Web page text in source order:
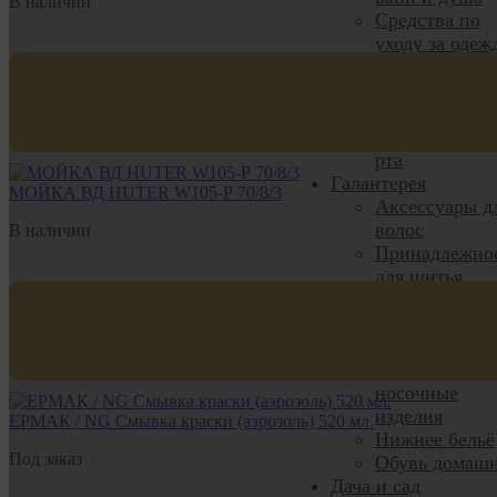
Средства по
уходу за
рта
Галантерея
Аксессуары
волос
для шитья
носочные
изделия
Нижнее бельё
Обувь
Дача и сад
МОЙКА ВД HUTER W105-Р 70/8/3
В наличии
ЕРМАК / NG Смывка краски (аэрозоль) 520 мл.
Под заказ